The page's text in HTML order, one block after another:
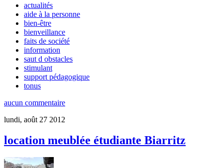
actualités
aide à la personne
bien-être
bienveillance
faits de société
information
saut d obstacles
stimulant
support pédagogique
tonus
aucun commentaire
lundi, août 27 2012
location meublée étudiante Biarritz